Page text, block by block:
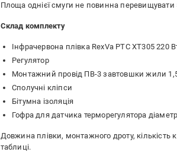
Площа однієї смуги не повинна перевищувати
Склад комплекту
Інфрачервона плівка RexVa PTC XT305 220
Регулятор
Монтажний провід ПВ-3 завтовшки жили
Сполучні кліпси
Бітумна ізоляція
Гофра для датчика терморегулятора
Довжина плівки, монтажного дроту, кількість
таблиці.